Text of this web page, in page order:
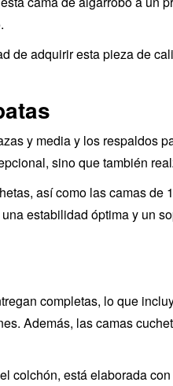
de adquirir esta pieza de
y media y los respaldos
sino que también
así como las camas
estabilidad óptima y un
completas, lo que
Además, las camas
colchón, está elaborada